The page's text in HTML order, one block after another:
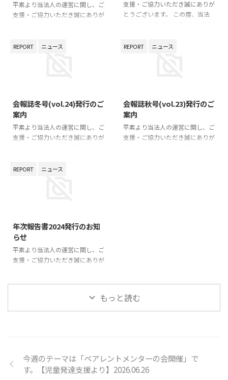
平素より当法人の運営に関し、ご
支援・ご協力いただき誠にありが
会報誌・年次報告書のページ よ
支援・ご協力いただき誠にありが
とうございます。 この度、当法
きました。 インスタグラム（放
ページからそれぞれのインスタグ
ラムを見ることができます。 普
段の活動の様子や新しい情報など
を随時更新しております。ぜひご
REPORT ニュース
会報誌冬号(vol.24)発行のご
案内
平素より当法人の運営に関し、ご
支援・ご協力いただき誠にありが
ましたので、会報誌・年次報告書
REPORT ニュース
会報誌秋号(vol.23)発行のご
案内
平素より当法人の運営に関し、ご
支援・ご協力いただき誠にありが
REPORT ニュース
年次報告書2024発行のお知
らせ
平素より当法人の運営に関し、ご
支援・ご協力いただき誠にありが
りご一読ください。 今後ともリ
ンケージをよろしくお願いいたし
もっと読む
今週のテーマは「ペアレントメンターの会開催」で
す。【児童発達支援より】2026.06.26